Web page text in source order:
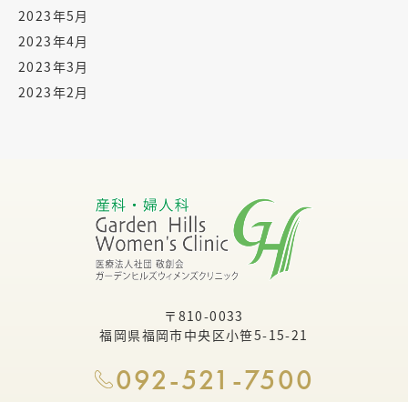
2023年5月
2023年4月
2023年3月
2023年2月
〒810-0033
福岡県福岡市中央区小笹5-15-21
092-521-7500